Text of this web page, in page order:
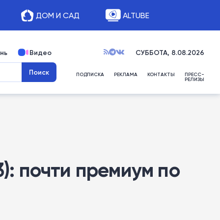
ДОМ И САД ALTUBE
Видео СУББОТА, 8.08.2026
ПОДПИСКА РЕКЛАМА КОНТАКТЫ ПРЕСС-
РЕЛИЗЫ
почти премиум по